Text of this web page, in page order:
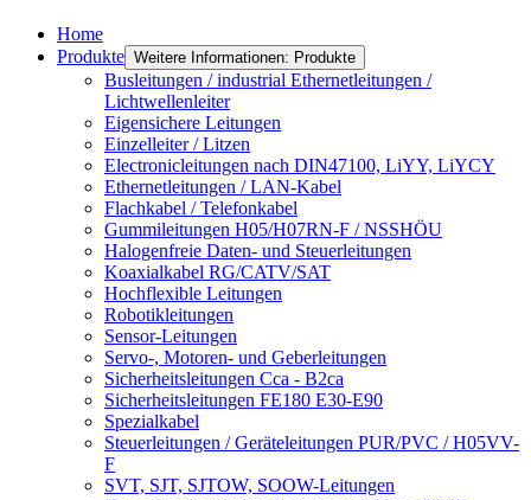
Home
Produkte Weitere Informationen: Produkte
Busleitungen / industrial Ethernetleitungen /
Lichtwellenleiter
Eigensichere Leitungen
Einzelleiter / Litzen
Electronicleitungen nach DIN47100, LiYY, LiYCY
Ethernetleitungen / LAN-Kabel
Flachkabel / Telefonkabel
Gummileitungen H05/H07RN-F / NSSHÖU
Halogenfreie Daten- und Steuerleitungen
Koaxialkabel RG/CATV/SAT
Hochflexible Leitungen
Robotikleitungen
Sensor-Leitungen
Servo-, Motoren- und Geberleitungen
Sicherheitsleitungen Cca - B2ca
Sicherheitsleitungen FE180 E30-E90
Spezialkabel
Steuerleitungen / Geräteleitungen PUR/PVC / H05VV-
F
SVT, SJT, SJTOW, SOOW-Leitungen